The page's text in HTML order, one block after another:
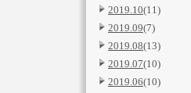
2019.10(11)
2019.09(7)
2019.08(13)
2019.07(10)
2019.06(10)